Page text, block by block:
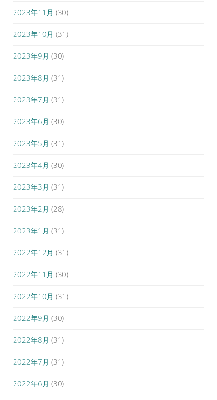
2023年11月 (30)
2023年10月 (31)
2023年9月 (30)
2023年8月 (31)
2023年7月 (31)
2023年6月 (30)
2023年5月 (31)
2023年4月 (30)
2023年3月 (31)
2023年2月 (28)
2023年1月 (31)
2022年12月 (31)
2022年11月 (30)
2022年10月 (31)
2022年9月 (30)
2022年8月 (31)
2022年7月 (31)
2022年6月 (30)